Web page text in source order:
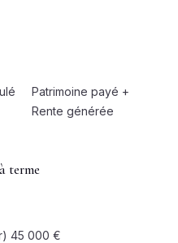
Patrimoine payé +
Rente générée
terme
45 000 €